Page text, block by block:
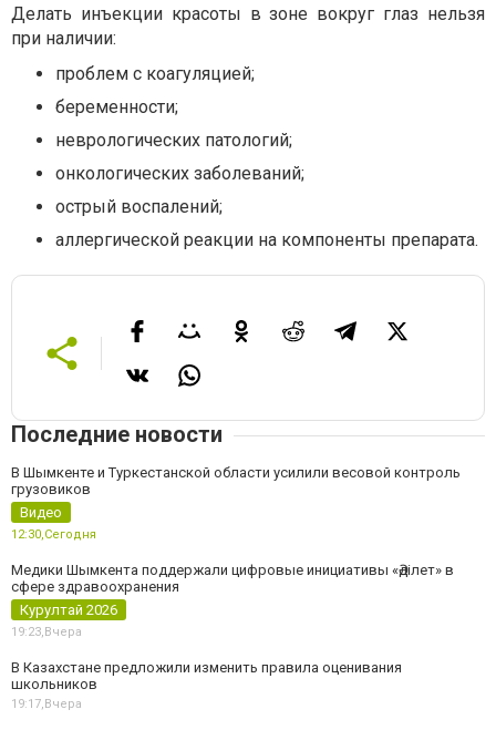
Делать инъекции красоты в зоне вокруг глаз нельзя
при наличии:
проблем с коагуляцией;
беременности;
неврологических патологий;
онкологических заболеваний;
острый воспалений;
аллергической реакции на компоненты препарата.
Последние новости
В Шымкенте и Туркестанской области усилили весовой контроль
грузовиков
Видео
12:30,Сегодня
Медики Шымкента поддержали цифровые инициативы «Әділет» в
сфере здравоохранения
Курултай 2026
19:23,Вчера
В Казахстане предложили изменить правила оценивания
школьников
19:17,Вчера